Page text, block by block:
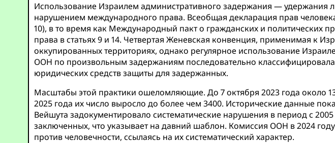
Использование Израилем административного задержания — удержания
нарушением международного права. Всеобщая декларация прав
10), в то время как Международный пакт о гражданских и политических
права в статьях 9 и 14. Четвертая Женевская конвенция, применимая к
оккупированных территориях, однако регулярное использование
ООН по произвольным задержаниям последовательно классифицировала
юридических средств защиты для задержанных.
Масштабы этой практики ошеломляющие. До 7 октября 2023 года около
2025 года их число выросло до более чем 3400. Исторические данные
Вейшута задокументировало систематические нарушения в период с
заключенных, что указывает на давний шаблон. Комиссия ООН в 2024
против человечности, ссылаясь на их систематический характер.